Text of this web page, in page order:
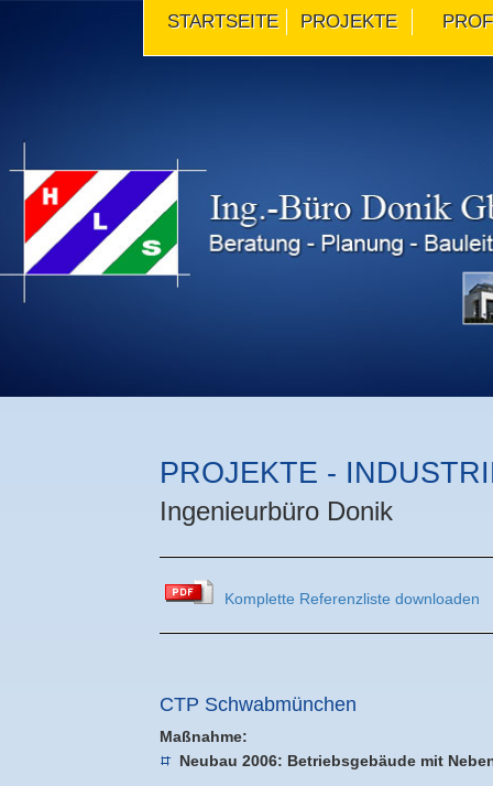
STARTSEITE PROJEKTE
PROJEKTE -
Ingenieurbüro Donik
Komplette Referenzliste downloaden
CTP Schwabmünchen
Maßnahme:
Neubau 2006: Betriebsgebäude mit